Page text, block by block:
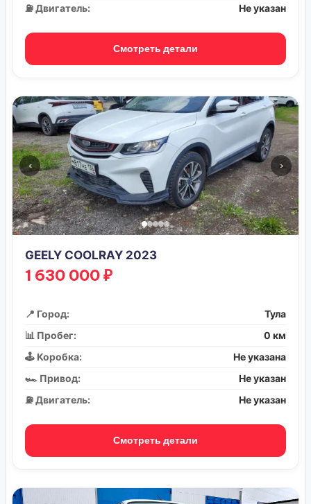
⛽ Двигатель:
Не указан
Смотреть детали
‹ ›
GEELY COOLRAY 2023
1 630 000 ₽
📍 Город:
Тула
📊 Пробег:
0 км
🕹️ Коробка:
Не указана
🏎️ Привод:
Не указан
⛽ Двигатель:
Не указан
Смотреть детали